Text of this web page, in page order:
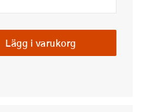
Lägg i varukorg